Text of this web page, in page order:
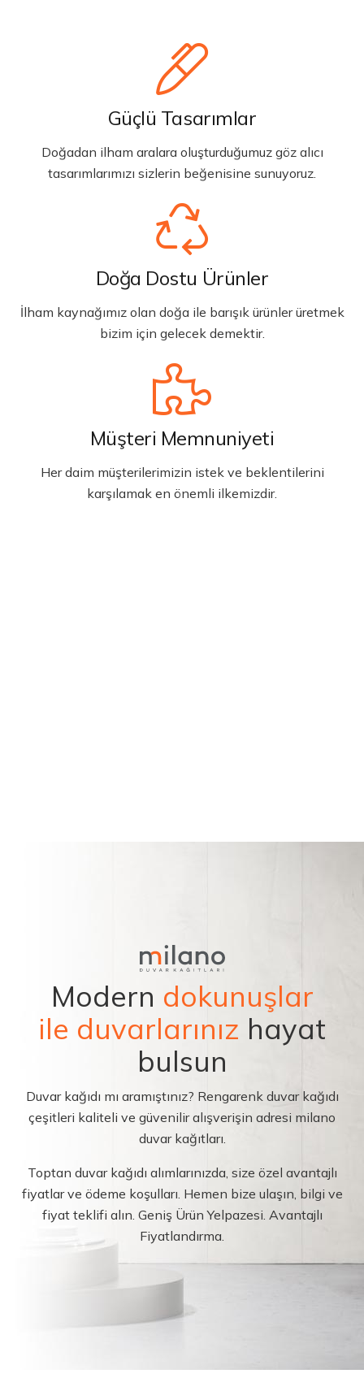
Güçlü Tasarımlar
Doğadan ilham aralara oluşturduğumuz göz alıcı
tasarımlarımızı sizlerin beğenisine sunuyoruz.
Doğa Dostu Ürünler
İlham kaynağımız olan doğa ile barışık ürünler üretmek
bizim için gelecek demektir.
Müşteri Memnuniyeti
Her daim müşterilerimizin istek ve beklentilerini
karşılamak en önemli ilkemizdir.
Modern dokunuşlar
ile duvarlarınız hayat
bulsun
Duvar kağıdı mı aramıştınız? Rengarenk duvar kağıdı
çeşitleri kaliteli ve güvenilir alışverişin adresi milano
duvar kağıtları.
Toptan duvar kağıdı alımlarınızda, size özel avantajlı
fiyatlar ve ödeme koşulları. Hemen bize ulaşın, bilgi ve
fiyat teklifi alın. Geniş Ürün Yelpazesi. Avantajlı
Fiyatlandırma.